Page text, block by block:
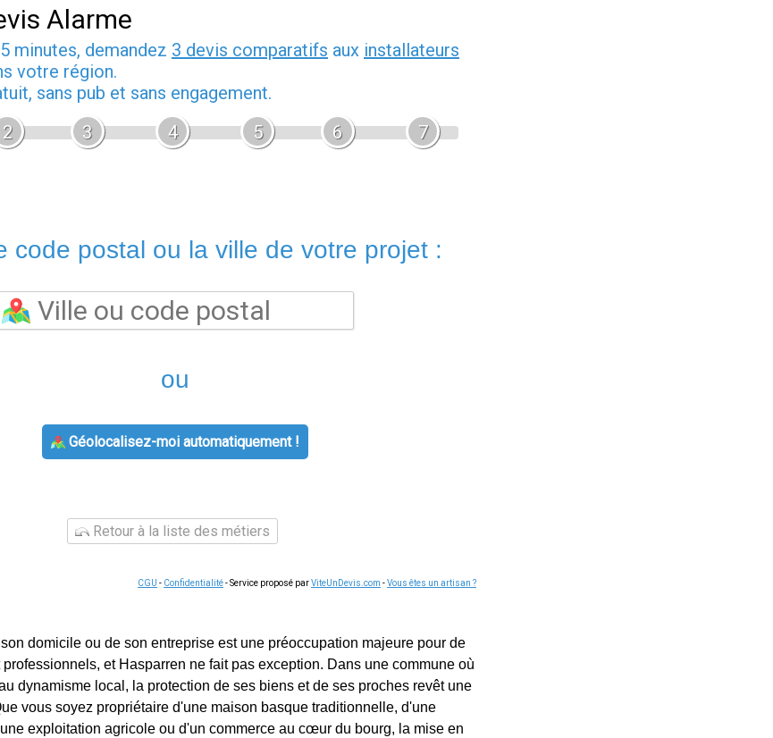
Alarme
minutes, demandez 3 devis comparatifs aux installateurs
votre région.
sans pub et sans engagement.
2 3 4 5 6 7
code postal ou la ville de votre projet :
ou
Géolocalisez-moi automatiquement !
Retour à la liste des métiers
CGU - Confidentialité- Service proposé parViteUnDevis.com -Vous êtes un artisan ?
domicile ou de son entreprise est une préoccupation majeure pour de
et Hasparren ne fait pas exception. Dans une commune où
dynamisme local, la protection de ses biens et de ses proches revêt une
vous soyez propriétaire d'une maison basque traditionnelle, d'une
exploitation agricole ou d'un commerce au cœur du bourg, la mise en